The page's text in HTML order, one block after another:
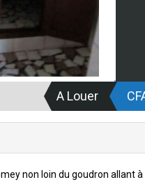
A Louer
non loin du goudron allant